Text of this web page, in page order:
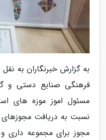
به گزارش خبرنگاران به
فرهنگی صنایع دستی و
مسئول اموز موزه های
نسبت به دریافت مجوزهای
مجوز برای مجموعه داری